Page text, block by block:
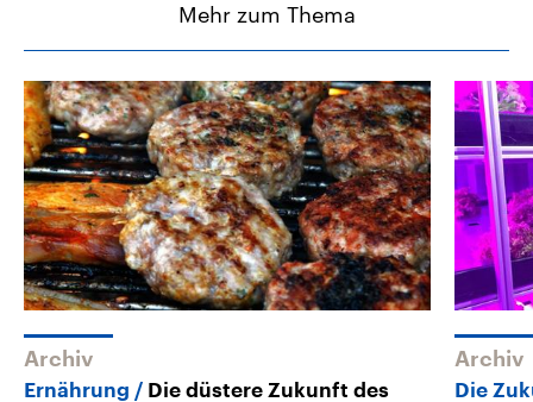
Mehr zum Thema
Archiv
Ernährung
Die düstere Zukunft des
Archiv
Die